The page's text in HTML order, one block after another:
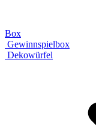
Box
Gewinnspielbox
Dekowürfel